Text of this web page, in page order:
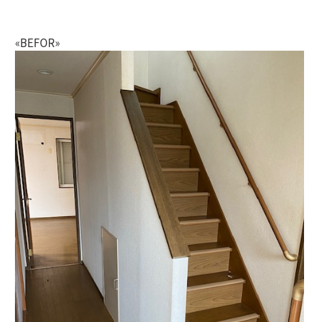
«BEFOR»